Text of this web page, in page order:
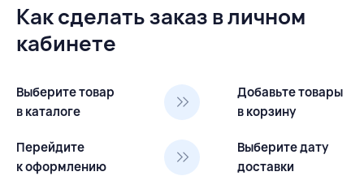
Как сделать заказ в личном
кабинете
Выберите товар
в каталоге
Добавьте товары
в корзину
Перейдите
к оформлению
Выберите дату
доставки